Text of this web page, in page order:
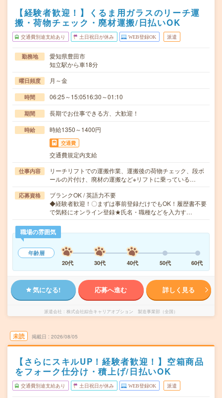
【経験者歓迎！】くるま用ガラスのリーチ運
搬・荷物チェック・廃材運搬/日払いOK
交通費別途支給あり 土日祝日が休み WEB登録OK 派遣
勤務地
愛知県豊田市
知立駅から車18分
曜日頻度 月～金
時間 06:25～15:0516:30～01:10
期間 長期でお仕事できる方、大歓迎！
時給 時給1350～1400円
交通費
交通費規定内支給
仕事内容
リーチリフトでの運搬作業、運搬後の荷物チェック、段ボ
ールの片付け、廃材の運搬など※リフトに乗っている…
応募資格
ブランクOK / 英語力不要
◆経験者歓迎！〇まずは事前登録だけでもOK！履歴書不要
で気軽にオンライン登録★氏名・職種などを入力す…
職場の雰囲気
年齢層
20代
30代 40代 50代 60代
気になる! 応募へ進む 詳しく見る
派遣会社 株式会社綜合キャリアオプション 製造事業部（全国）
未読 掲載日 2026/08/05
【さらにスキルUP！経験者歓迎！】空箱商品
をフォーク仕分け・積上げ/日払いOK
交通費別途支給あり 土日祝日が休み WEB登録OK 派遣